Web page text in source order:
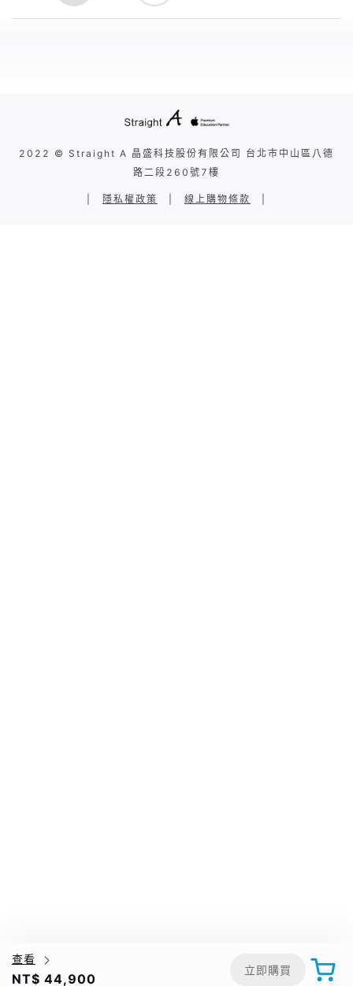
查看
NT$ 44,900
立即購買
2022 © Straight A 晶盛科技股份有限公司 台北市中山區八德
路二段260號7樓
隱私權政策 線上購物條款